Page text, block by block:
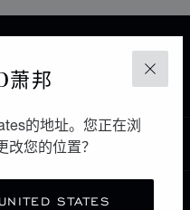
关闭
萧邦
的地址。您正在浏
您的位置？
STATES
）